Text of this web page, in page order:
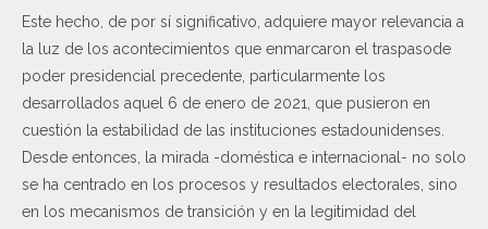
Este hecho, de por sí significativo, adquiere mayor relevancia a
la luz de los acontecimientos que enmarcaron el traspasode
poder presidencial precedente, particularmente los
desarrollados aquel 6 de enero de 2021, que pusieron en
cuestión la estabilidad de las instituciones estadounidenses.
Desde entonces, la mirada -doméstica e internacional- no solo
se ha centrado en los procesos y resultados electorales, sino
en los mecanismos de transición y en la legitimidad del